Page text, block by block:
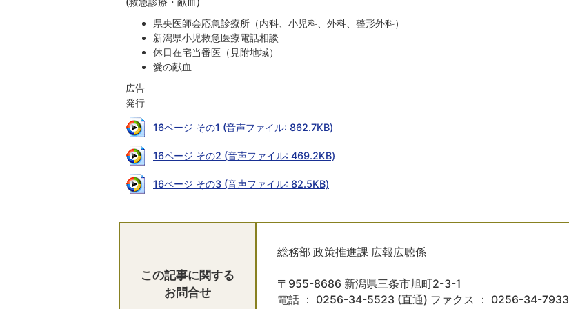
県央医師会応急診療所（内科、小児科、外科、整形外科）
新潟県小児救急医療電話相談
休日在宅当番医（見附地域）
愛の献血
広告
発行
16ページ その1 (音声ファイル: 862.7KB)
16ページ その2 (音声ファイル: 469.2KB)
16ページ その3 (音声ファイル: 82.5KB)
この記事に関する
お問合せ
総務部 政策推進課 広報広聴係
〒955-8686 新潟県三条市旭町2-3-1
電話 ： 0256-34-5523 (直通) ファクス ： 0256-34-7933